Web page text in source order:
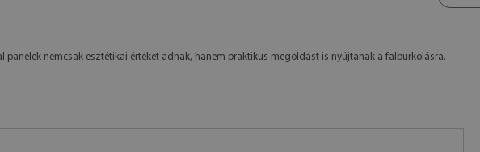
nemcsak esztétikai értéket adnak, hanem praktikus megoldást is nyújtanak a falburkolásra.